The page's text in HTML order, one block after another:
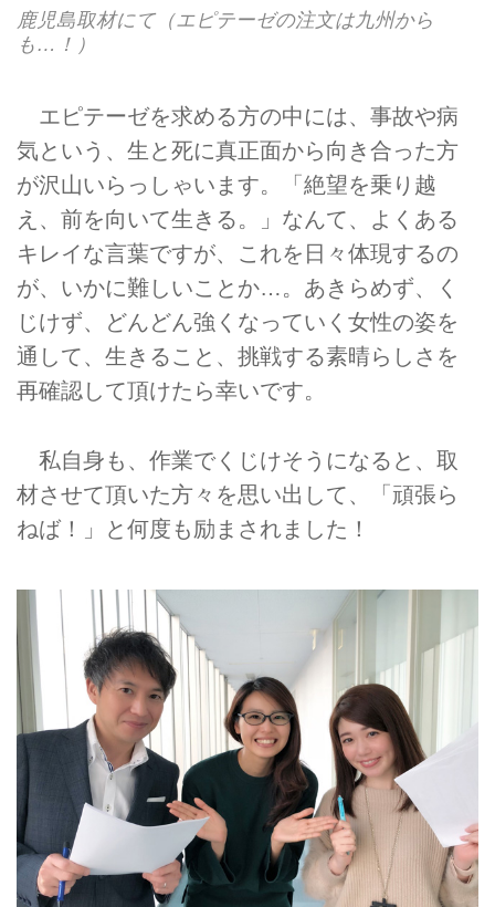
鹿児島取材にて（エピテーゼの注文は九州から
も…！）
エピテーゼを求める方の中には、事故や病
気という、生と死に真正面から向き合った方
が沢山いらっしゃいます。「絶望を乗り越
え、前を向いて生きる。」なんて、よくある
キレイな言葉ですが、これを日々体現するの
が、いかに難しいことか…。あきらめず、く
じけず、どんどん強くなっていく女性の姿を
通して、生きること、挑戦する素晴らしさを
再確認して頂けたら幸いです。
私自身も、作業でくじけそうになると、取
材させて頂いた方々を思い出して、「頑張ら
ねば！」と何度も励まされました！